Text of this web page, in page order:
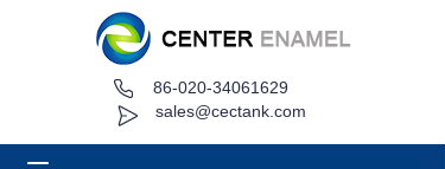
sales@cectank.com
86-020-34061629
Haqida